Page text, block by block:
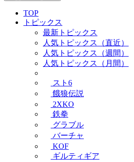
TOP
トピックス
最新トピックス
人気トピックス（直近）
人気トピックス（週間）
人気トピックス（月間）
スト6
餓狼伝説
2XKO
鉄拳
グラブル
バーチャ
KOF
ギルティギア